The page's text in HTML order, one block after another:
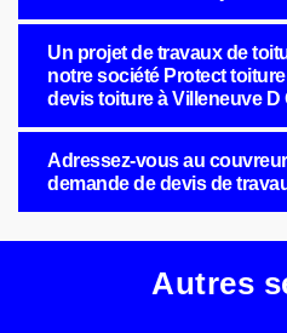
Un projet de travaux de
notre société Protect
devis toiture à Villeneuve D
Adressez-vous au
demande de devis de
Autres